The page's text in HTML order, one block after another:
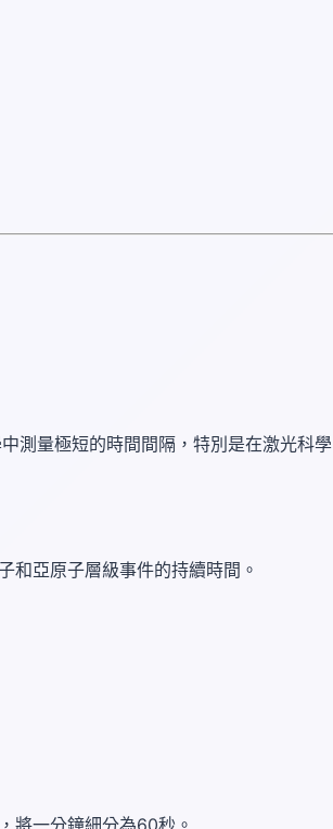
測量極短的時間間隔，特別是在激光科學
和亞原子層級事件的持續時間。